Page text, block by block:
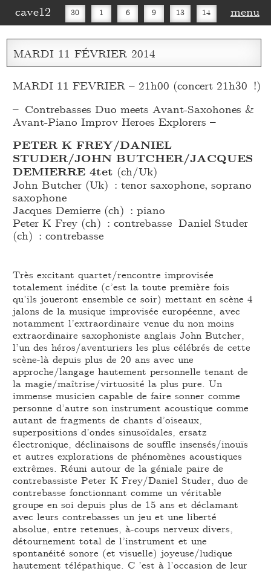
cave12 30 1 6 9 13 14
16 20 27 30
menu
MARDI 11 FÉVRIER 2014
MARDI 11 FEVRIER – 21h00 (concert 21h30 !)
– Contrebasses Duo meets Avant-Saxohones &
Avant-Piano Improv Heroes Explorers –
PETER K FREY/DANIEL
STUDER/JOHN BUTCHER/JACQUES
DEMIERRE 4tet (ch/Uk)
John Butcher (Uk) : tenor saxophone, soprano
saxophone
Jacques Demierre (ch) : piano
Peter K Frey (ch) : contrebasse Daniel Studer
(ch) : contrebasse
Très excitant quartet/rencontre improvisée
totalement inédite (c’est la toute première fois
qu’ils joueront ensemble ce soir) mettant en scène 4
jalons de la musique improvisée européenne, avec
notamment l’extraordinaire venue du non moins
extraordinaire saxophoniste anglais John Butcher,
l’un des héros/aventuriers les plus célébrés de cette
scène-là depuis plus de 20 ans avec une
approche/langage hautement personnelle tenant de
la magie/maîtrise/virtuosité la plus pure. Un
immense musicien capable de faire sonner comme
personne d’autre son instrument acoustique comme
autant de fragments de chants d’oiseaux,
superpositions d’ondes sinusoïdales, ersatz
électronique, déclinaisons de souffle insensés/inouïs
et autres explorations de phénomènes acoustiques
extrêmes. Réuni autour de la géniale paire de
contrebassiste Peter K Frey/Daniel Studer, duo de
contrebasse fonctionnant comme un véritable
groupe en soi depuis plus de 15 ans et déclamant
avec leurs contrebasses un jeu et une liberté
absolue, entre retenues, à-coups nerveux divers,
détournement total de l’instrument et une
spontanéité sonore (et visuelle) joyeuse/ludique
hautement télépathique. C ’est à l’occasion de leur